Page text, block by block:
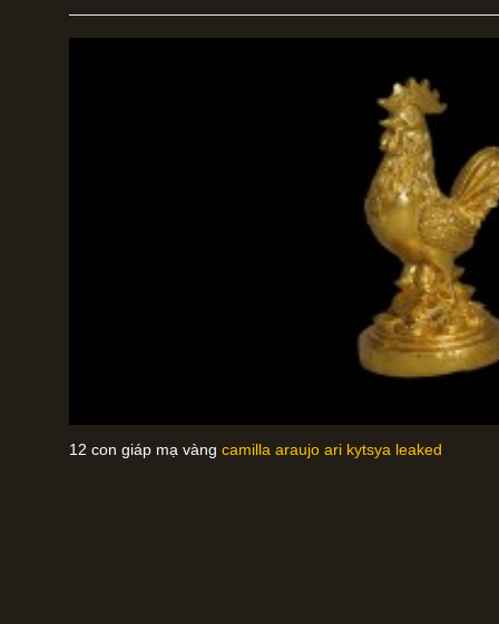
12 con giáp mạ vàng camilla araujo ari kytsya leaked